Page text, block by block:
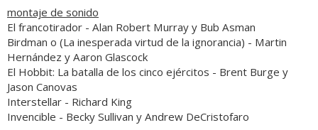
montaje de sonido
El francotirador - Alan Robert Murray y Bub Asman
Birdman o (La inesperada virtud de la ignorancia) - Martin
Hernández y Aaron Glascock
El Hobbit: La batalla de los cinco ejércitos - Brent Burge y
Jason Canovas
Interstellar - Richard King
Invencible - Becky Sullivan y Andrew DeCristofaro